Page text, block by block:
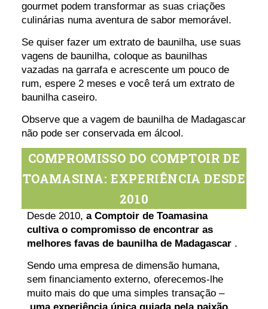
gourmet podem transformar as suas criações
culinárias numa aventura de sabor memorável.
Se quiser fazer um extrato de baunilha, use suas
vagens de baunilha, coloque as baunilhas
vazadas na garrafa e acrescente um pouco de
rum, espere 2 meses e você terá um extrato de
baunilha caseiro.
Observe que a vagem de baunilha de Madagascar
não pode ser conservada em álcool.
COMPROMISSO DO COMPTOIR DE
TOAMASINA: EXPERIÊNCIA DESDE
2010
Desde 2010,a Comptoir de Toamasina
cultiva o compromisso de encontrar as
melhores favas de baunilha de Madagascar .
Sendo uma empresa de dimensão humana,
sem financiamento externo, oferecemos-lhe
muito mais do que uma simples transação –